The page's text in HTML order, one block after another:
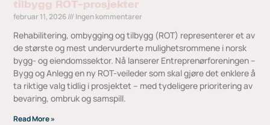
tilbygg ROT-prosjekter
februar 11, 2026 Ingen kommentarer
Rehabilitering, ombygging og tilbygg (ROT) representerer et av
de største og mest undervurderte mulighetsrommene i norsk
bygg- og eiendomssektor. Nå lanserer Entreprenørforeningen –
Bygg og Anlegg en ny ROT-veileder som skal gjøre det enklere å
ta riktige valg tidlig i prosjektet – med tydeligere prioritering av
bevaring, ombruk og samspill.
Read More »